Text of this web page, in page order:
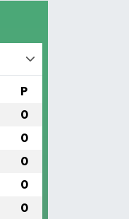
P
0
0
0
0
0